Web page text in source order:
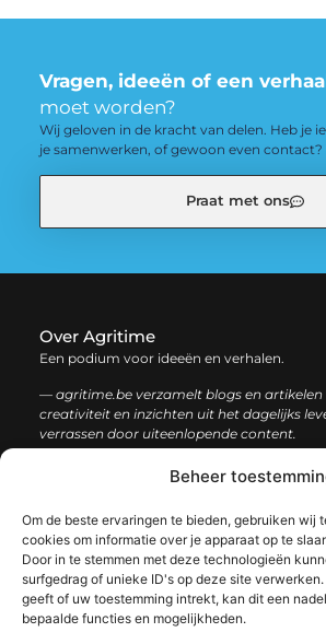
Beheer
Om de beste ervaringen te bieden, gebruiken wij
cookies om informatie over je apparaat op te
Door in te stemmen met deze technologieën
surfgedrag of unieke ID's op deze site
geeft of uw toestemming intrekt, kan dit een
bepaalde functies en mogelijkheden.
Vragen, ideeën of een
moet worden?
Wij geloven in de kracht van delen. Heb je
je samenwerken, of gewoon even contact?
Praat met ons
Over Agritime
Een podium voor ideeën en verhalen.
— agritime.be verzamelt blogs en artikelen
creativiteit en inzichten uit het dagelijks
verrassen door uiteenlopende content.
informatie